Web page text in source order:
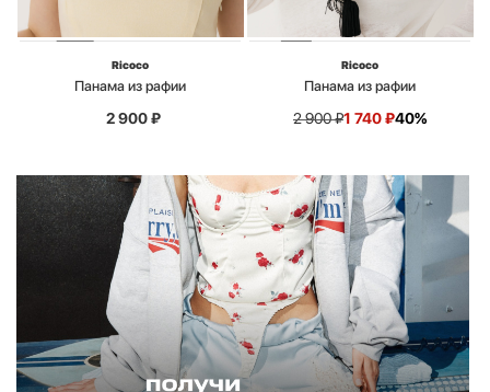
Ricoco
Панама из рафии
2 900₽
Ricoco
Панама из рафии
2 900₽1 740₽40%